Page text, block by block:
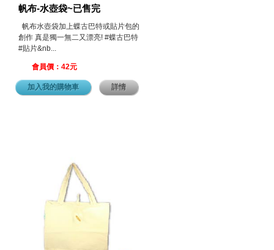
帆布-水壺袋~已售完
帆布水壺袋加上蝶古巴特或貼片包的
創作 真是獨一無二又漂亮! #蝶古巴特
#貼片&nb...
會員價：42元
加入我的購物車 詳情